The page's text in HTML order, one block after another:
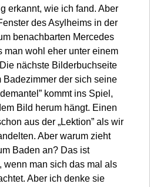
erkannt, wie ich fand. Aber
des Asylheims in der
benachbarten Mercedes
man wohl eher unter einem
nächste Bilderbuchseite
der sich seine
kommt ins Spiel,
Bild herum hängt. Einen
aus der „Lektion” als wir
Aber warum zieht
Baden an? Das ist
man sich das mal als
Aber ich denke sie